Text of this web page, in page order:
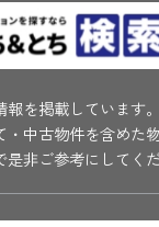
を掲載しています。
中古物件を含めた
非ご参考にしてくだ